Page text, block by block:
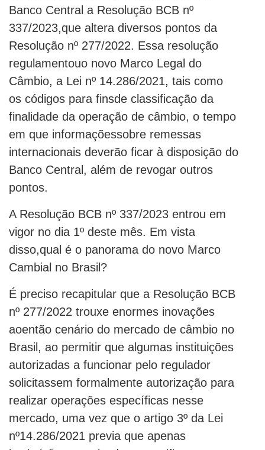
Banco Central a Resolução BCB nº
337/2023,que altera diversos pontos da
Resolução nº 277/2022. Essa resolução
regulamentouo novo Marco Legal do
Câmbio, a Lei nº 14.286/2021, tais como
os códigos para finsde classificação da
finalidade da operação de câmbio, o tempo
em que informaçõessobre remessas
internacionais deverão ficar à disposição do
Banco Central, além de revogar outros
pontos.
A Resolução BCB nº 337/2023 entrou em
vigor no dia 1º deste mês. Em vista
disso,qual é o panorama do novo Marco
Cambial no Brasil?
É preciso recapitular que a Resolução BCB
nº 277/2022 trouxe enormes inovações
aoentão cenário do mercado de câmbio no
Brasil, ao permitir que algumas instituições
autorizadas a funcionar pelo regulador
solicitassem formalmente autorização para
realizar operações específicas nesse
mercado, uma vez que o artigo 3º da Lei
nº14.286/2021 previa que apenas